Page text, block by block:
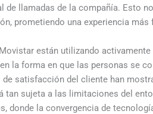
llamadas de la compañía. Esto
prometiendo una experiencia
están utilizando
la forma en que las personas se
satisfacción del cliente han
tan sujeta a las limitaciones del
donde la convergencia de